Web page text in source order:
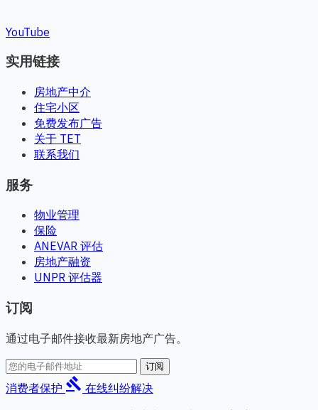
YouTube
实用链接
房地产中介
住宅小区
免费发布广告
关于 TET
联系我们
服务
物业管理
保险
ANEVAR 评估
房地产融资
UNPR 评估器
订阅
通过电子邮件接收最新房地产广告。
订阅
消费者保护 gavel 在线纠纷解决